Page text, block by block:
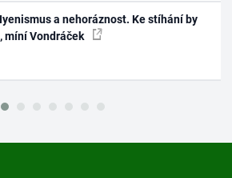
a nehoráznost. Ke stíhání by
míní Vondráček